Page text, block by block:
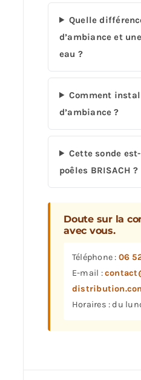
Quelle
d’ambiance et
eau ?
Comment
d’ambiance ?
Cette sonde
poêles BRISACH ?
Doute sur la
avec vous.
Téléphone : 06 52
E-mail :
Horaires : du